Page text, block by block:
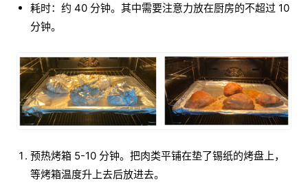
耗时：约 40 分钟。其中需要注意力放在厨房的不超过 10
分钟。
预热烤箱 5-10 分钟。把肉类平铺在垫了锡纸的烤盘上，
等烤箱温度升上去后放进去。